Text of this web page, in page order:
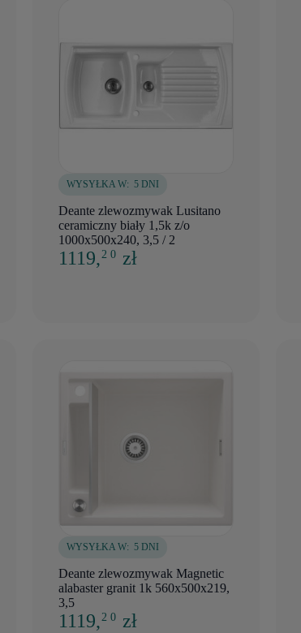
WYSYŁKA W: 5 DNI
Deante zlewozmywak Lusitano
ceramiczny biały 1,5k z/o
1000x500x240, 3,5 / 2
1119,2 0 zł
WYSYŁKA W: 5 DNI
Deante zlewozmywak Magnetic
alabaster granit 1k 560x500x219,
3,5
1119,2 0 zł